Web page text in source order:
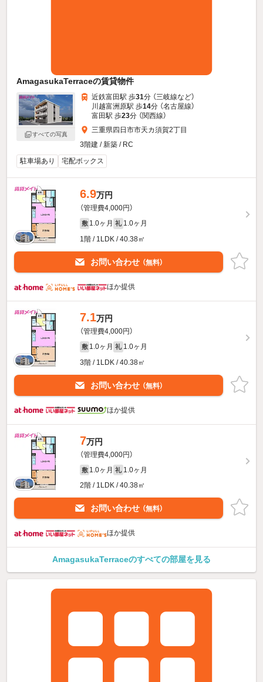
AmagasukaTerraceの賃貸物件
すべての写真
近鉄富田駅 歩31分 （三岐線など）
川越富洲原駅 歩14分 （名古屋線）
富田駅 歩23分 （関西線）
三重県四日市市天カ須賀2丁目
3階建 / 新築 / RC
駐車場あり
宅配ボックス
6.9万円
（管理費4,000円）
敷 1.0ヶ月 礼 1.0ヶ月
1階 / 1LDK / 40.38㎡
お問い合わせ （無料）
ほか提供
7.1万円
（管理費4,000円）
敷 1.0ヶ月 礼 1.0ヶ月
3階 / 1LDK / 40.38㎡
お問い合わせ （無料）
ほか提供
7万円
（管理費4,000円）
敷 1.0ヶ月 礼 1.0ヶ月
2階 / 1LDK / 40.38㎡
お問い合わせ （無料）
ほか提供
AmagasukaTerraceのすべての部屋を見る